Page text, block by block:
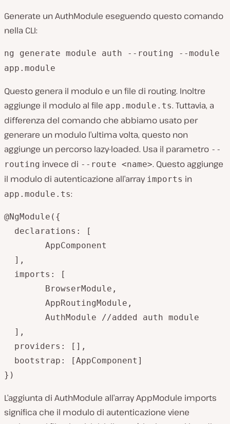
Generate un AuthModule eseguendo questo comando
nella CLI:
ng generate module auth --routing --module
app.module
Questo genera il modulo e un file di routing. Inoltre
aggiunge il modulo al file app.module.ts. Tuttavia, a
differenza del comando che abbiamo usato per
generare un modulo l’ultima volta, questo non
aggiunge un percorso lazy-loaded. Usa il parametro --
routing invece di --route <name>. Questo aggiunge
il modulo di autenticazione all’array imports in
app.module.ts:
@NgModule({
  declarations: [
  ],
  imports: [
  ],
  providers: [],
  bootstrap: [AppComponent]
L’aggiunta di AuthModule all’array AppModule imports
significa che il modulo di autenticazione viene